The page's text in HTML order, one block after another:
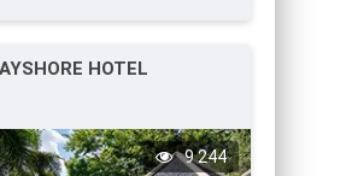
HOTEL
9 244